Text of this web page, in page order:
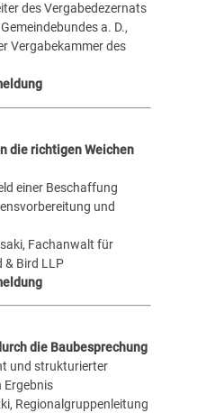
des Vergabedezernats
a. D.,
Vergabekammer des
die richtigen Weichen
einer Beschaffung
und
Fachanwalt für
& Bird LLP
die Baubesprechung
und strukturierter
Ergebnis
Regionalgruppenleitung